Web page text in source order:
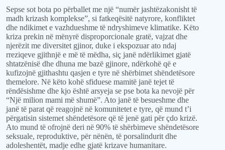
Sepse sot bota po përballet me një “numërjashtëzakonisht të
madh krizash komplekse”, si fatkeqësitë natyrore, konfliktet
dhe ndikimet e vazhdueshme të ndryshimeve klimatike. Këto
kriza prekin në mënyrë disproporcionale gratë, vajzat dhe
njerëzit me diversitet gjinor, duke i ekspozuar ato ndaj
rreziqeve gjithnjë e më të mëdha, siç janë ndërlikimet gjatë
shtatzënisë dhe dhuna me bazë gjinore, ndërkohë që e
kufizojnë gjithashtu qasjen e tyre në shërbimet shëndetësore
themelore. Në këto kohë sfiduese mamitë janë tejet të
rëndësishme dhe kjo është arsyeja se pse bota ka nevojë për
“Një milion mami më shumë”. Ato janë të besueshme dhe
janë të parat që reagojnë në komunitetet e tyre, që mund t’i
përgatisin sistemet shëndetësore që të jenë gati për çdo krizë.
Ato mund të ofrojnë deri në 90% të shërbimeve shëndetësore
seksuale, reproduktive, përnënën, të porsalindurit dhe
adoleshentët, madje edhe gjatë krizave humanitare.